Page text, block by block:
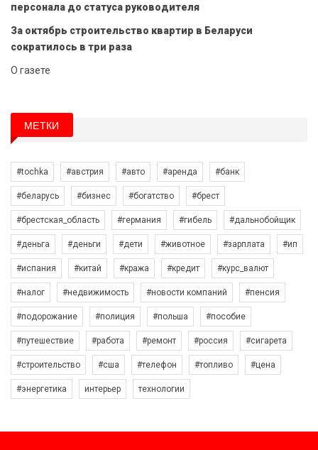
персонала до статуса руководителя
За октябрь строительство квартир в Беларуси
сократилось в три раза
О газете
МЕТКИ
#tochka #австрия #авто #аренда #банк
#беларусь #бизнес #богатство #брест
#брестская_область #германия #гибель #дальнобойщик
#деньга #деньги #дети #животное #зарплата #ип
#испания #китай #кража #кредит #курс_валют
#налог #недвижимость #новости компаний #пенсия
#подорожание #полиция #польша #пособие
#путешествие #работа #ремонт #россия #сигарета
#строительство #сша #телефон #топливо #цена
#энергетика интерьер технологии